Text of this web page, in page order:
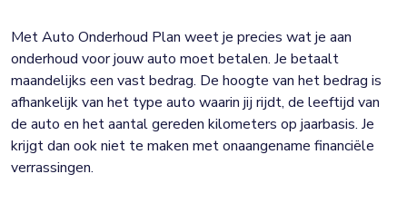
Met Auto Onderhoud Plan weet je precies wat je aan
onderhoud voor jouw auto moet betalen. Je betaalt
maandelijks een vast bedrag. De hoogte van het bedrag is
afhankelijk van het type auto waarin jij rijdt, de leeftijd van
de auto en het aantal gereden kilometers op jaarbasis. Je
krijgt dan ook niet te maken met onaangename financiële
verrassingen.